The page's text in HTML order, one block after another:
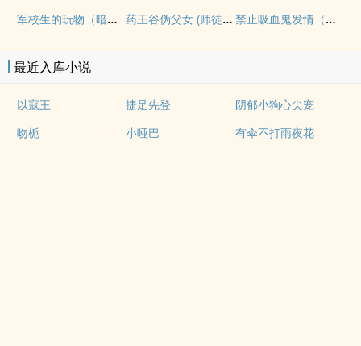
军校生的玩物（暗黑NPH）
药王谷伪父女 (师徒养成) 禁止吸血鬼发情（姐狗高H 1v1）
最近入库小说
以寇王 捷足先登
阴郁小狗心尖宠
吻栀
小哑巴 有伞不打雨夜花